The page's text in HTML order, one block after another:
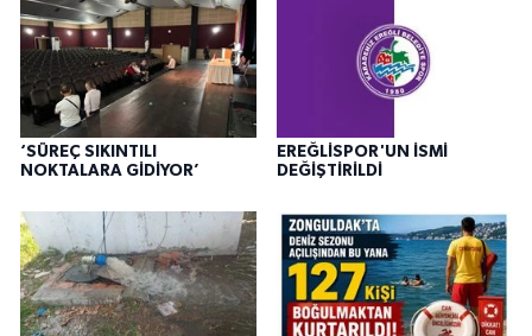
‘SÜREÇ SIKINTILI
NOKTALARA GİDİYOR’
EREĞLİSPOR'UN İSMİ
DEĞİŞTİRİLDİ